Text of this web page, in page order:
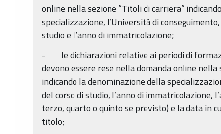
online nella sezione “Titoli di carriera”
specializzazione, l’Università di
studio e l’anno di immatricolazione;
- le dichiarazioni relative ai periodi di
devono essere rese nella domanda online nella
indicando la denominazione della
del corso di studio, l’anno di immatricolazione,
terzo, quarto o quinto se previsto) e la data in
titolo;